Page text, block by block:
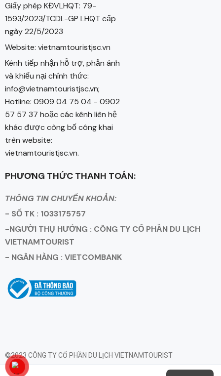
Giấy phép KĐVLHQT: 79-
1593/2023/TCDL-GP LHQT cấp
ngày 22/5/2023
Website: vietnamtouristjsc.vn
Kênh tiếp nhận hỗ trợ, phản ánh
và khiếu nại chính thức:
info@vietnamtouristjsc.vn;
Hotline: 0909 04 75 04 - 0902
57 57 37 hoặc các kênh liên hệ
khác được công bố công khai
trên website:
vietnamtouristjsc.vn.
PHƯƠNG THỨC THANH TOÁN:
THÔNG TIN CHUYỂN KHOẢN:
- SỐ TK : 1033175757
-NGƯỜI THỤ HƯỞNG : CÔNG TY CỔ PHẦN DU LỊCH
VIETNAMTOURIST
- NGÂN HÀNG : VIETCOMBANK
©2023 CÔNG TY CỔ PHẦN DU LỊCH VIETNAMTOURIST
Giấy Phép Kinh Doanh Lữ Hành Quốc Tế Số 79-1593/2023/TCDL -